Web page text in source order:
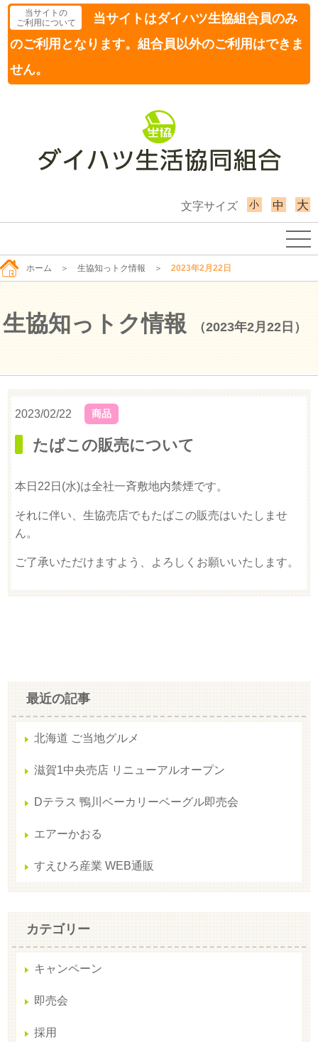
当サイトの
ご利用について
当サイトはダイハツ生協組合員のみ
のご利用となります。組合員以外のご利用はできま
せん。
文字サイズ 小 中 大
ホーム ＞ 生協知っトク情報 ＞ 2023年2月22日
生協知っトク情報 （2023年2月22日）
2023/02/22 商品
たばこの販売について
本日22日(水)は全社一斉敷地内禁煙です。
それに伴い、生協売店でもたばこの販売はいたしませ
ん。
ご了承いただけますよう、よろしくお願いいたします。
最近の記事
北海道 ご当地グルメ
滋賀1中央売店 リニューアルオープン
Dテラス 鴨川ベーカリーベーグル即売会
エアーかおる
すえひろ産業 WEB通販
カテゴリー
キャンペーン
即売会
採用